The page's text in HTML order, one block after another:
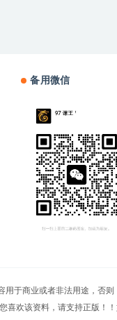
备用微信
于商业或者非法用途，否
喜欢该资料，请支持正版！